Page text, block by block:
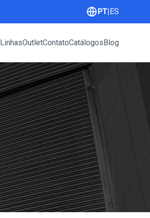
PT|ES
LinhasOutletContatoCatálogosBlog